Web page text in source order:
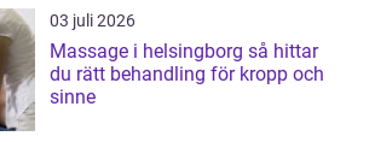
03 juli 2026
Massage i helsingborg så hittar
du rätt behandling för kropp och
sinne